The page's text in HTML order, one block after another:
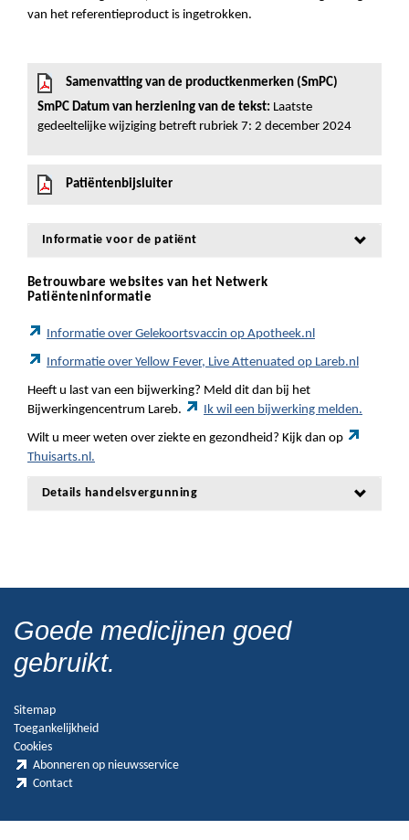
van het referentieproduct is ingetrokken.
Samenvatting van de productkenmerken (SmPC)
SmPC Datum van herziening van de tekst: Laatste
gedeeltelijke wijziging betreft rubriek 7: 2 december 2024
Patiëntenbijsluiter
Informatie voor de patiënt
Betrouwbare websites van het Netwerk
Patiënteninformatie
Informatie over Gelekoortsvaccin op Apotheek.nl
Informatie over Yellow Fever, Live Attenuated op Lareb.nl
Heeft u last van een bijwerking? Meld dit dan bij het
Bijwerkingencentrum Lareb.
Ik wil een bijwerking melden.
Wilt u meer weten over ziekte en gezondheid? Kijk dan op
Thuisarts.nl.
Details handelsvergunning
Goede medicijnen goed
gebruikt.
Sitemap
Toegankelijkheid
Cookies
Abonneren op nieuwsservice
Contact